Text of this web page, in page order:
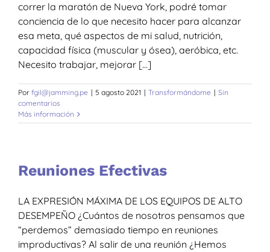
correr la maratón de Nueva York, podré tomar
conciencia de lo que necesito hacer para alcanzar
esa meta, qué aspectos de mi salud, nutrición,
capacidad física (muscular y ósea), aeróbica, etc.
Necesito trabajar, mejorar [...]
Por fgil@jamming.pe | 5 agosto 2021 | Transformándome | Sin
comentarios
Más información
Reuniones Efectivas
LA EXPRESIÓN MÁXIMA DE LOS EQUIPOS DE ALTO
DESEMPEÑO ¿Cuántos de nosotros pensamos que
“perdemos” demasiado tiempo en reuniones
improductivas? Al salir de una reunión ¿Hemos